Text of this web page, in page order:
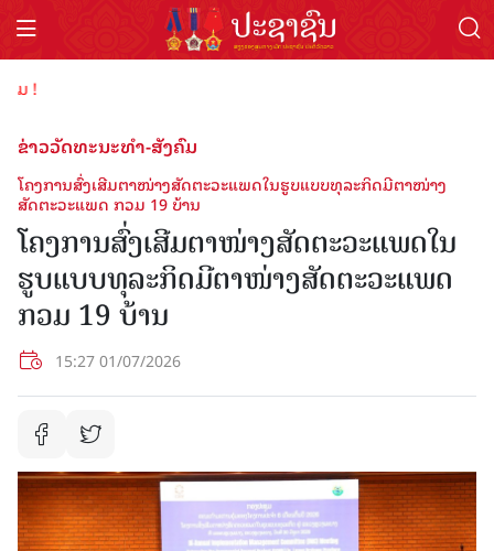
ຂ່າວວັດທະນະທຳ-ສັງຄົມ
ໂຄງການສົ່ງເສີມຕາໜ່າງສັດຕະວະແພດໃນຮູບແບບທຸລະກິດມີຕາໜ່າງ
ສັດຕະວະແພດ ກວມ 19 ບ້ານ
ໂຄງການສົ່ງເສີມຕາໜ່າງສັດຕະວະແພດໃນ
ຮູບແບບທຸລະກິດມີຕາໜ່າງສັດຕະວະແພດ
ກວມ 19 ບ້ານ
15:27 01/07/2026